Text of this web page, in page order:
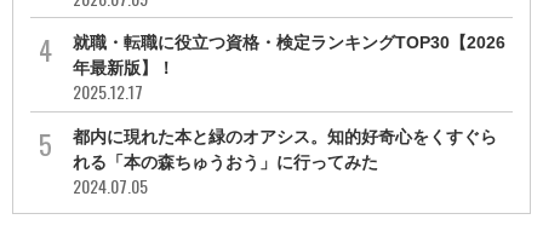
就職・転職に役立つ資格・検定ランキングTOP30【2026
年最新版】！
2025.12.17
都内に現れた本と緑のオアシス。知的好奇心をくすぐら
れる「本の森ちゅうおう」に行ってみた
2024.07.05